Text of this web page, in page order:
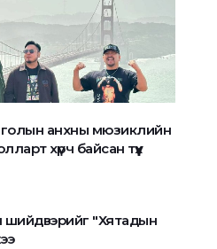
анхны мюзиклийн
хүрч байсан түүх
шийдвэрийг "Хятадын